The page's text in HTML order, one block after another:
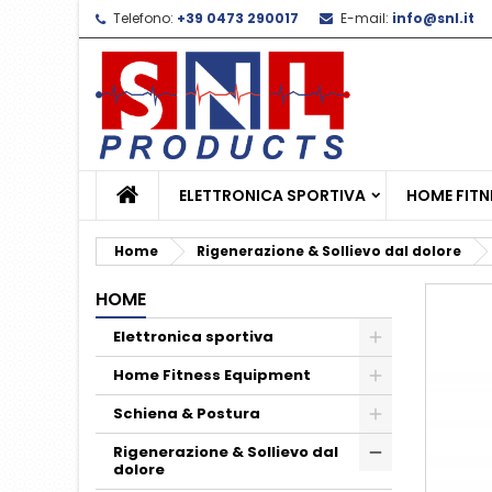
Telefono: +39 0473 290017 E-mail: info@snl.it
ELETTRONICA SPORTIVA HOME
Home Rigenerazione & Sollievo dal dolore
HOME
Elettronica sportiva
Home Fitness Equipment
Schiena & Postura
Rigenerazione & Sollievo dal
dolore